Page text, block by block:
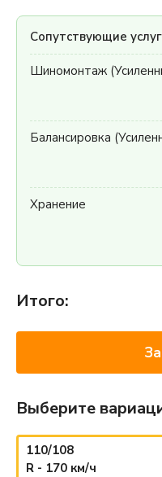
Сопутствующие
Шиномонтаж
Балансировка
Хранение
Итого:
Выберите
110/108
R - 170 км/ч